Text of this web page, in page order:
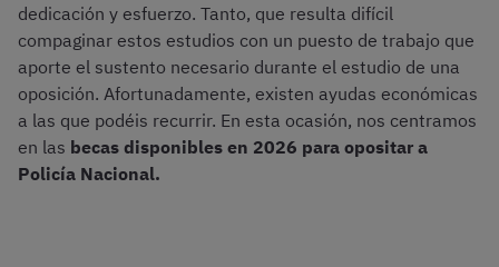
dedicación y esfuerzo. Tanto, que resulta difícil
compaginar estos estudios con un puesto de trabajo que
aporte el sustento necesario durante el estudio de una
oposición. Afortunadamente, existen ayudas económicas
a las que podéis recurrir. En esta ocasión, nos centramos
en las becas disponibles en 2026 para opositar a
Policía Nacional.